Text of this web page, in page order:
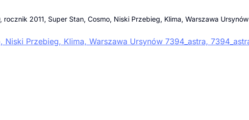
rocznik 2011, Super Stan, Cosmo, Niski Przebieg, Klima, Warszawa Ursynów